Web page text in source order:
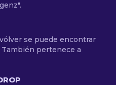
se puede encontrar
pertenece a